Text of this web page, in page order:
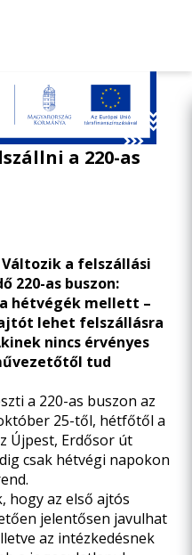
is csak az
a 220-as
Változik a felszállási
220-as buszon:
hétvégék mellett –
lehet felszállásra
nincs érvényes
tud
a 220-as buszon az
25-től, hétfőtől a
Újpest, Erdősor út
csak hétvégi napokon
hogy az első ajtós
jelentősen javulhat
az intézkedésnek